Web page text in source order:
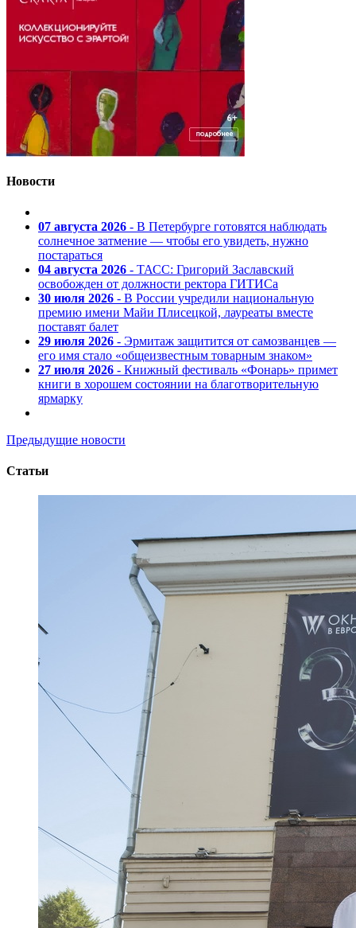
Новости
07 августа 2026 - В Петербурге готовятся наблюдать
солнечное затмение — чтобы его увидеть, нужно
постараться
04 августа 2026 - ТАСС: Григорий Заславский
освобожден от должности ректора ГИТИСа
30 июля 2026 - В России учредили национальную
премию имени Майи Плисецкой, лауреаты вместе
поставят балет
29 июля 2026 - Эрмитаж защитится от самозванцев —
его имя стало «общеизвестным товарным знаком»
27 июля 2026 - Книжный фестиваль «Фонарь» примет
книги в хорошем состоянии на благотворительную
ярмарку
Предыдущие новости
Статьи